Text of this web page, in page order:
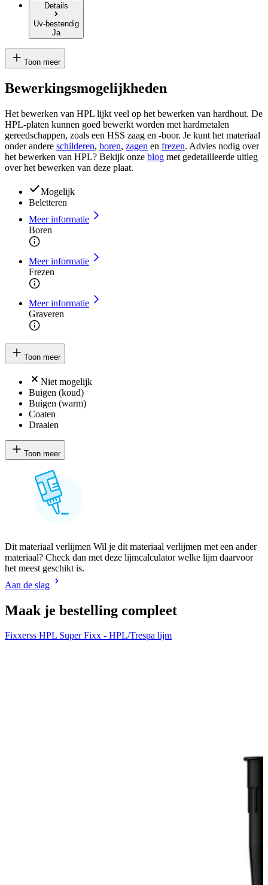
Details
Uv-bestendig
Ja
Toon meer
Bewerkingsmogelijkheden
Het bewerken van HPL lijkt veel op het bewerken van hardhout. De
HPL-platen kunnen goed bewerkt worden met hardmetalen
gereedschappen, zoals een HSS zaag en -boor. Je kunt het materiaal
onder andere schilderen, boren, zagen en frezen. Advies nodig over
het bewerken van HPL? Bekijk onze blog met gedetailleerde uitleg
over het bewerken van deze plaat.
Mogelijk
Beletteren
Meer informatie
Boren
Meer informatie
Frezen
Meer informatie
Graveren
Toon meer
Niet mogelijk
Buigen (koud)
Buigen (warm)
Coaten
Draaien
Toon meer
Dit materiaal verlijmen Wil je dit materiaal verlijmen met een ander
materiaal? Check dan met deze lijmcalculator welke lijm daarvoor
het meest geschikt is.
Aan de slag
Maak je bestelling compleet
Fixxerss HPL Super Fixx - HPL/Trespa lijm